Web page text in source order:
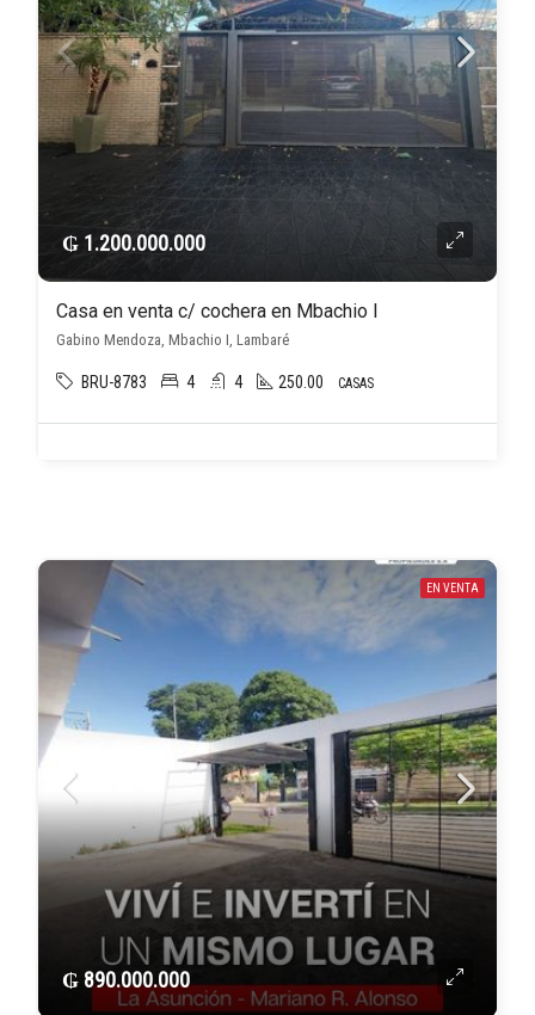
₲ 1.200.000.000
Casa en venta c/ cochera en Mbachio I
Gabino Mendoza, Mbachio I, Lambaré
BRU-8783 4 4 250.00 CASAS
EN VENTA
₲ 890.000.000